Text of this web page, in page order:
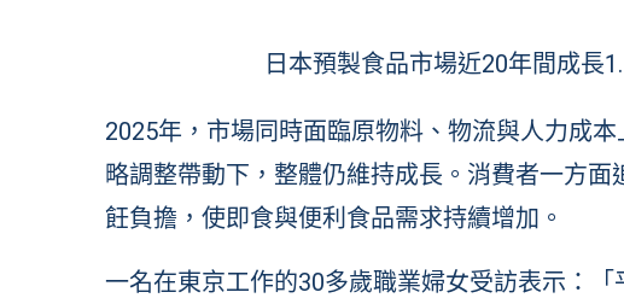
日本預製食品市場近20年間成長
2025年，市場同時面臨原物料、物流與人力成
略調整帶動下，整體仍維持成長。消費者一方
飪負擔，使即食與便利食品需求持續增加。
一名在東京工作的30多歲職業婦女受訪表示：